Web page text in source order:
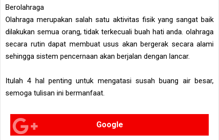
Berolahraga
Olahraga merupakan salah satu aktivitas fisik yang sangat baik
dilakukan semua orang, tidak terkecuali buah hati anda. olahraga
secara rutin dapat membuat usus akan bergerak secara alami
sehingga sistem pencernaan akan berjalan dengan lancar.
Itulah 4 hal penting untuk mengatasi susah buang air besar,
semoga tulisan ini bermanfaat.
Google